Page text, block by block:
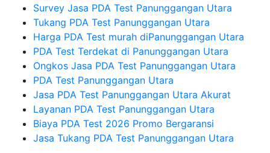
Survey Jasa PDA Test Panunggangan Utara
Tukang PDA Test Panunggangan Utara
Harga PDA Test murah diPanunggangan Utara
PDA Test Terdekat di Panunggangan Utara
Ongkos Jasa PDA Test Panunggangan Utara
PDA Test Panunggangan Utara
Jasa PDA Test Panunggangan Utara Akurat
Layanan PDA Test Panunggangan Utara
Biaya PDA Test 2026 Promo Bergaransi
Jasa Tukang PDA Test Panunggangan Utara